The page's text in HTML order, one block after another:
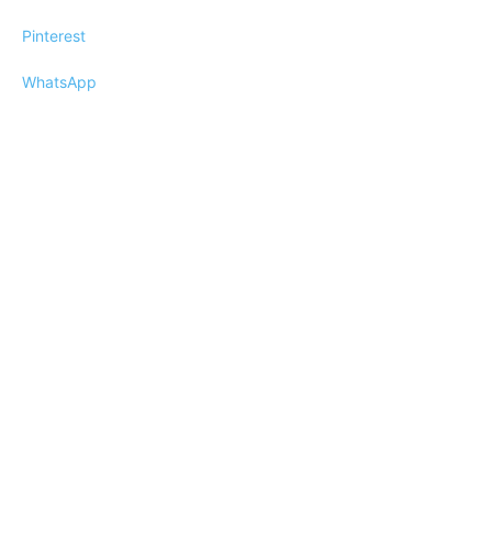
Pinterest
WhatsApp